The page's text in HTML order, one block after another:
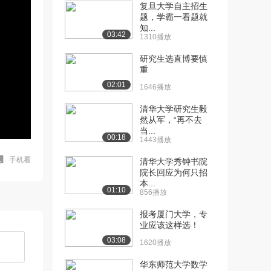
手机看
03:42
复旦大学自主招生
题，学霸一看题就
知...
1310播放
02:01
研究生选直博要慎
重
1646播放
00:18
清华大学研究生毅
然从军，“再不去
当...
1443播放
01:10
清华大学秀钟书院
院长回应为何只招
本...
856播放
03:08
报考厦门大学，专
业应该这样选！
1620播放
华东师范大学数学